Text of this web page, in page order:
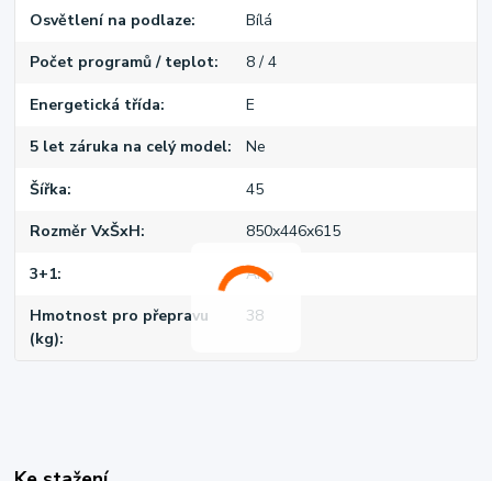
Osvětlení na podlaze Bílá
Počet programů / teplot 8 / 4
Energetická třída E
5 let záruka na celý model Ne
Šířka 45
Rozměr VxŠxH 850x446x615
3+1 Ano
Hmotnost pro přepravu
(kg)
38